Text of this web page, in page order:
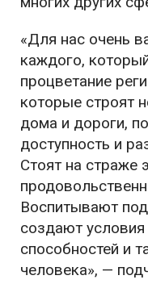
«Для нас очень
каждого,
процветание
которые строят
дома и дороги,
доступность и
Стоят на страже
Воспитывают
создают
способностей и
человека», —